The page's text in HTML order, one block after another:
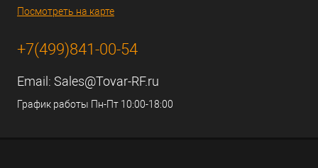
Посмотреть на карте
+7(499)841-00-54
Email: Sales@Tovar-RF.ru
График работы Пн-Пт 10:00-18:00